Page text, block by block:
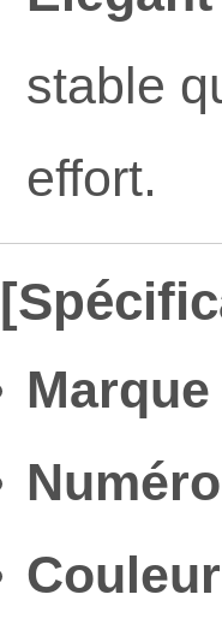
stable
effort.
Marque